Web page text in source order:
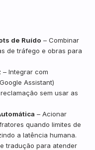
de Ruído – Combinar
de tráfego e obras para
– Integrar com
Assistant)
sem usar as
– Acionar
quando limites de
a latência humana.
tradução para atender